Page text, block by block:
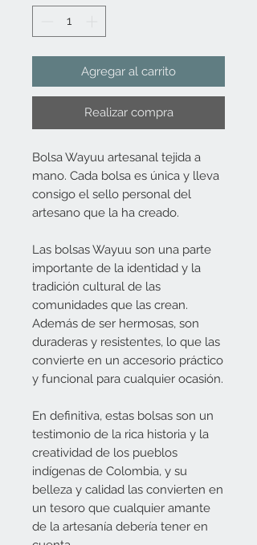
Agregar al carrito
Realizar compra
Bolsa Wayuu artesanal tejida a
mano. Cada bolsa es única y lleva
consigo el sello personal del
artesano que la ha creado.
Las bolsas Wayuu son una parte
importante de la identidad y la
tradición cultural de las
comunidades que las crean.
Además de ser hermosas, son
duraderas y resistentes, lo que las
convierte en un accesorio práctico
y funcional para cualquier ocasión.
En definitiva, estas bolsas son un
testimonio de la rica historia y la
creatividad de los pueblos
indígenas de Colombia, y su
belleza y calidad las convierten en
un tesoro que cualquier amante
de la artesanía debería tener en